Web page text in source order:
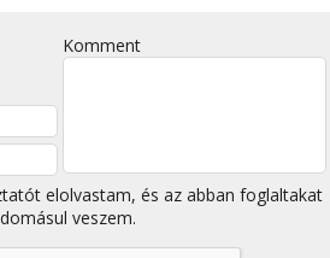
Komment
elolvastam, és az abban foglaltakat
veszem.